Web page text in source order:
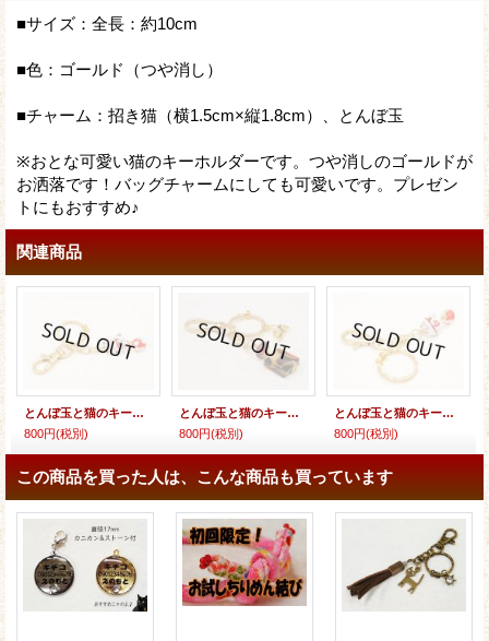
■サイズ：全長：約10cm
■色：ゴールド（つや消し）
■チャーム：招き猫（横1.5cm×縦1.8cm）、とんぼ玉
※おとな可愛い猫のキーホルダーです。つや消しのゴールドが
お洒落です！バッグチャームにしても可愛いです。プレゼン
トにもおすすめ♪
関連商品
とんぼ玉と猫のキーホルダー
800円(税別)
とんぼ玉と猫のキーホルダー
800円(税別)
とんぼ玉と猫のキーホルダー
800円(税別)
この商品を買った人は、こんな商品も買っています